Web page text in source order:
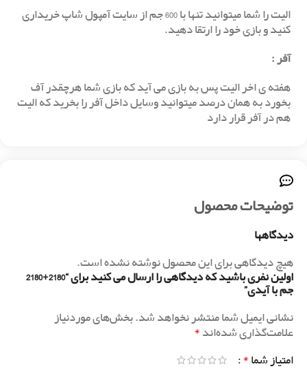
الیت را شما میتوانید تنها با 600 جم از سایت آمپول شاپ خریداری
کنید و بازی خود را ارتقا دهید.
آفر:
هفته ی اخر الیت پس به بازی می آید که بازی شما هرچقدر آف
بخورد به همان درصد میتوانید وسایل داخل آفر را بخرید که الیت
هم در آفر قرار دارد
توضیحات محصول
دیدگاهها
هیچ دیدگاهی برای این محصول نوشته نشده است.
اولین نفری باشید که دیدگاهی را ارسال می کنید برای “2180+2180
جم با آیدی”
نشانی ایمیل شما منتشر نخواهد شد.بخش‌های موردنیاز
علامت‌گذاری شده‌اند*
امتیاز شما*